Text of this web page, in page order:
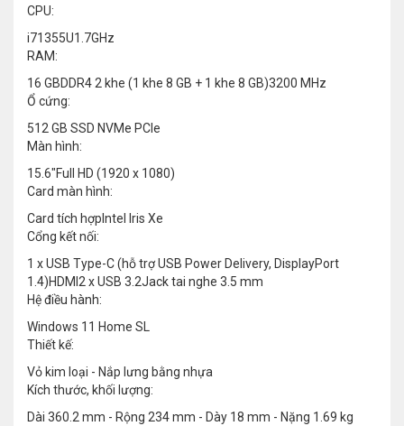
CPU:
i71355U1.7GHz
RAM:
16 GBDDR4 2 khe (1 khe 8 GB + 1 khe 8 GB)3200 MHz
Ổ cứng:
512 GB SSD NVMe PCIe
Màn hình:
15.6"Full HD (1920 x 1080)
Card màn hình:
Card tích hợpIntel Iris Xe
Cổng kết nối:
1 x USB Type-C (hỗ trợ USB Power Delivery, DisplayPort
1.4)HDMI2 x USB 3.2Jack tai nghe 3.5 mm
Hệ điều hành:
Windows 11 Home SL
Thiết kế:
Vỏ kim loại - Nắp lưng bằng nhựa
Kích thước, khối lượng:
Dài 360.2 mm - Rộng 234 mm - Dày 18 mm - Nặng 1.69 kg